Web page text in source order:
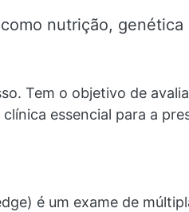
nutrição,
Tem o objetivo de
essencial para a
é um exame de